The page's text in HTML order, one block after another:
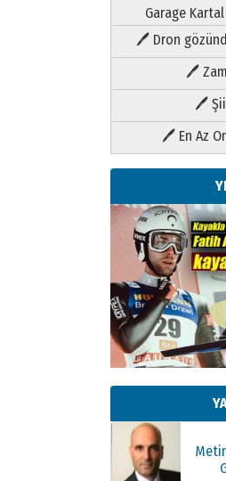
Garage Kartal
🖊 Dron
🖊
🖊
🖊 En Az